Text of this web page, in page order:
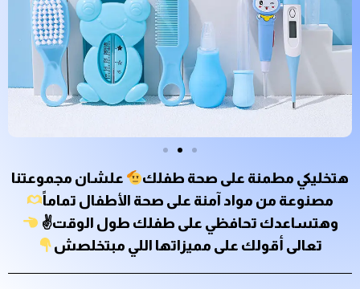
هتخليكي مطمنة على صحة طفلك
علشان مجموعتنا
مصنوعة من مواد آمنة على صحة الأطفال تماماً
وهتساعدك تحافظي على طفلك طول الوقت✌
تعالى أقولك على مميزاتها اللي مبتخلصش